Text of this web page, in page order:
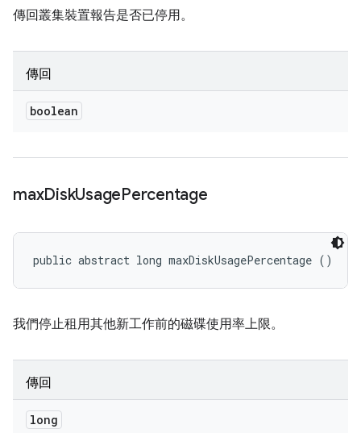
傳回叢集裝置報告是否已停用。
傳回
boolean
maxDiskUsagePercentage
public abstract long maxDiskUsagePercentage ()
我們停止租用其他新工作前的磁碟使用率上限。
傳回
long